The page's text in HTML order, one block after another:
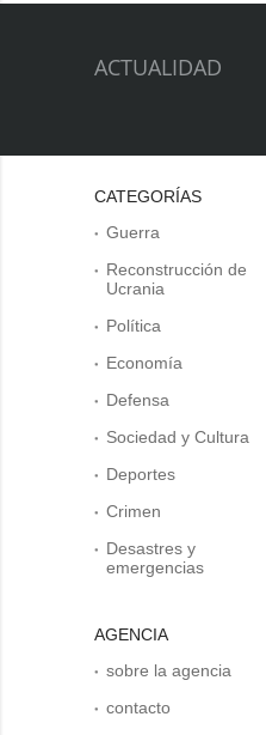
ACTUALIDAD
CATEGORÍAS
Guerra
Reconstrucción de
Ucrania
Política
Economía
Defensa
Sociedad y Cultura
Deportes
Crimen
Desastres y
emergencias
AGENCIA
sobre la agencia
contacto